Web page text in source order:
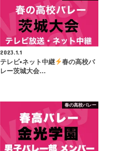
2023.1.1
テレビ•ネット中継
春の高校バ
レー茨城大会…
春の高校バレー